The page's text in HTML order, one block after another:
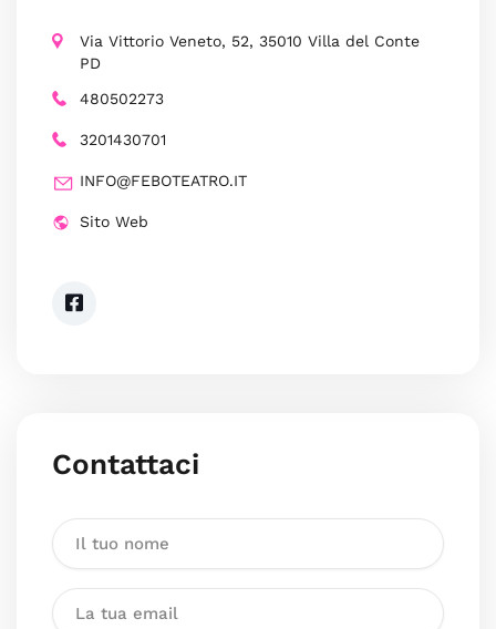
Via Vittorio Veneto, 52, 35010 Villa del Conte
PD
480502273
3201430701
INFO@FEBOTEATRO.IT
Sito Web
Contattaci